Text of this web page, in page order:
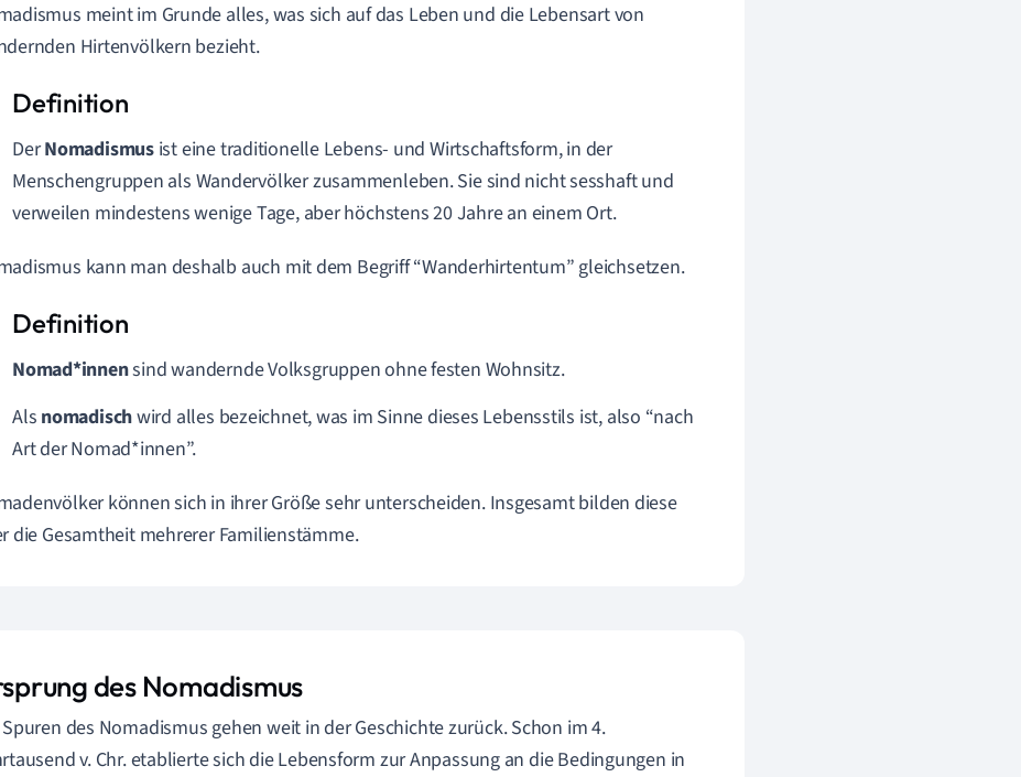
meint im Grunde alles, was sich auf das Leben und die Lebensart von
Hirtenvölkern bezieht.
DerNomadismus ist eine traditionelle Lebens- und Wirtschaftsform, in der
Menschengruppen als Wandervölker zusammenleben. Sie sind nicht sesshaft und
verweilen mindestens wenige Tage, aber höchstens 20 Jahre an einem Ort.
kann man deshalb auch mit dem Begriff “Wanderhirtentum” gleichsetzen.
Nomad*innensind wandernde Volksgruppen ohne festen Wohnsitz.
Als nomadischwird alles bezeichnet, was im Sinne dieses Lebensstils ist, also “nach
Art der Nomad*innen”.
können sich in ihrer Größe sehr unterscheiden. Insgesamt bilden diese
die Gesamtheit mehrerer Familienstämme.
des Nomadismus
Spuren des Nomadismus gehen weit in der Geschichte zurück. Schon im 4.
v. Chr. etablierte sich die Lebensform zur Anpassung an die Bedingungen in